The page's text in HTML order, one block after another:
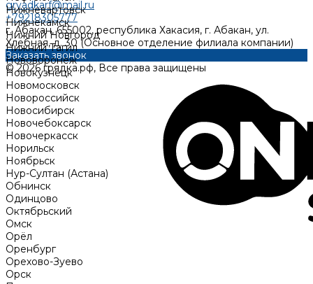
Нижневартовск
Нижнекамск
Нижний Новгород
Нижний Тагил
Нововоронеж
Новокузнецк
Новомосковск
Новороссийск
Новосибирск
Новочебоксарск
Новочеркасск
Норильск
Ноябрьск
Нур-Султан (Астана)
Обнинск
Одинцово
Октябрьский
Омск
Орёл
Оренбург
Орехово-Зуево
Орск
gryadkarf@mail.ru
+79218305777
г. Абакан, 655002, республика Хакасия, г. Абакан, ул.
Хлебная, д. 30 (Основное отделение филиала компании)
Заказать звонок
© 2026 грядка.рф, Все права защищены